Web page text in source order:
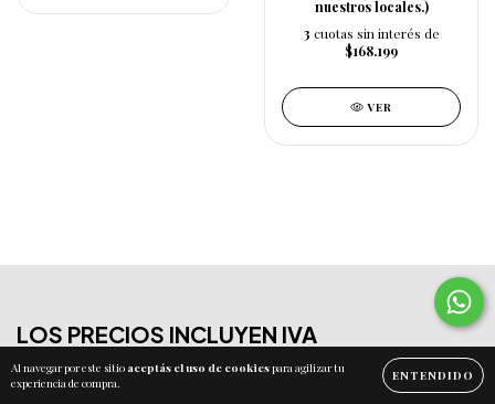
Al navegar por este sitio aceptás el uso de cookiespara agilizar tu
experiencia de compra.
ENTENDIDO
nuestros locales.)
3 cuotas sin interés de
$168.199
VER
LOS PRECIOS INCLUYEN IVA